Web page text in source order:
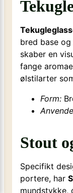
bred base
skaber en
fange
ølstilarter
Form:
Stout
Specifikt
portere, har
mundstykke,